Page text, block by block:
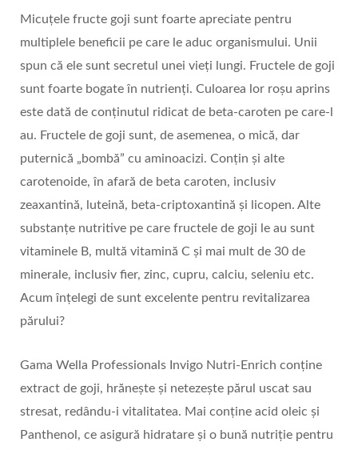
Micuțele fructe goji sunt foarte apreciate pentru
multiplele beneficii pe care le aduc organismului. Unii
spun că ele sunt secretul unei vieți lungi. Fructele de goji
sunt foarte bogate în nutrienți. Culoarea lor roșu aprins
este dată de conținutul ridicat de beta-caroten pe care-l
au. Fructele de goji sunt, de asemenea, o mică, dar
puternică „bombă” cu aminoacizi. Conțin și alte
carotenoide, în afară de beta caroten, inclusiv
zeaxantină, luteină, beta-criptoxantină și licopen. Alte
substanțe nutritive pe care fructele de goji le au sunt
vitaminele B, multă vitamină C și mai mult de 30 de
minerale, inclusiv fier, zinc, cupru, calciu, seleniu etc.
Acum înțelegi de sunt excelente pentru revitalizarea
părului?
Gama Wella Professionals Invigo Nutri-Enrich conține
extract de goji, hrănește și netezește părul uscat sau
stresat, redându-i vitalitatea. Mai conține acid oleic și
Panthenol, ce asigură hidratare și o bună nutriție pentru